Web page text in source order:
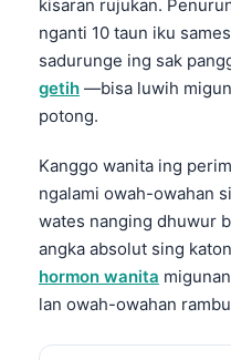
kisaran rujukan.
nganti 10 taun iku
sadurunge ing sak
getih —bisa luwih
potong.
Kanggo wanita ing
ngalami owah-owahan
wates nanging dhuwur
angka absolut sing
hormon wanita
lan owah-owahan